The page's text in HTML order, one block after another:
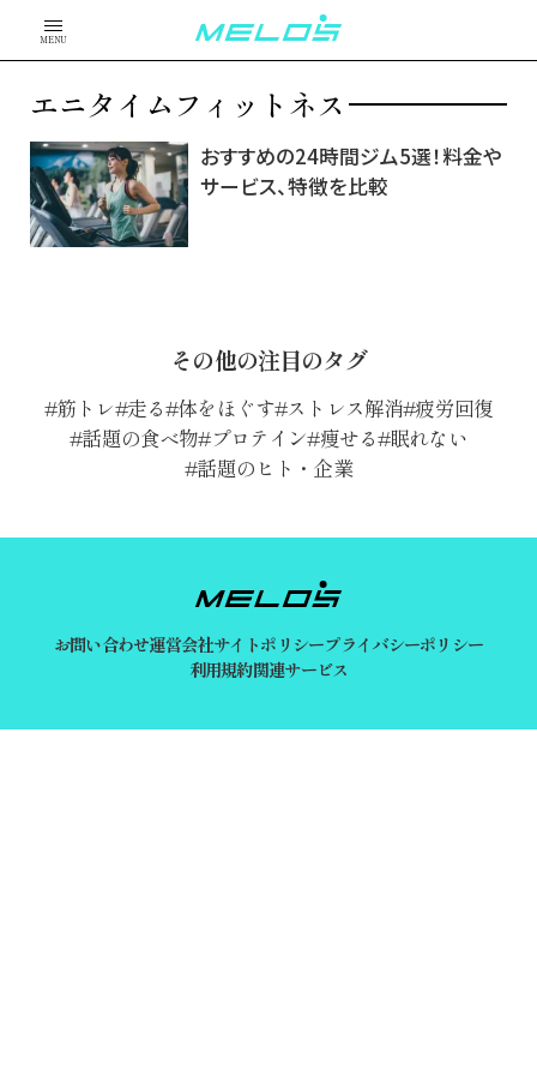
MENU
エニタイムフィットネス
おすすめの24時間ジム5選！料金や
サービス、特徴を比較
その他の注目のタグ
筋トレ 走る 体をほぐす ストレス解消 疲労回復
話題の食べ物 プロテイン 痩せる 眠れない
話題のヒト・企業
お問い合わせ運営会社サイトポリシープライバシーポリシー
利用規約関連サービス